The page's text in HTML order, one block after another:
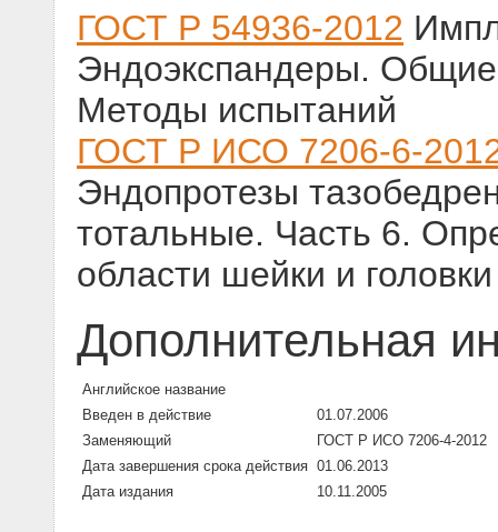
ГОСТ Р 54936-2012
Эндоэкспандеры. Общие
Методы испытаний
ГОСТ Р ИСО 7206-6-
Эндопротезы
тотальные. Часть 6.
области шейки и
Дополнительная
Английское название
Введен в действие
01.07.2006
Заменяющий
ГОСТ Р ИСО 7206-4-2012
Дата завершения срока действия 01.06.2013
Дата издания
10.11.2005